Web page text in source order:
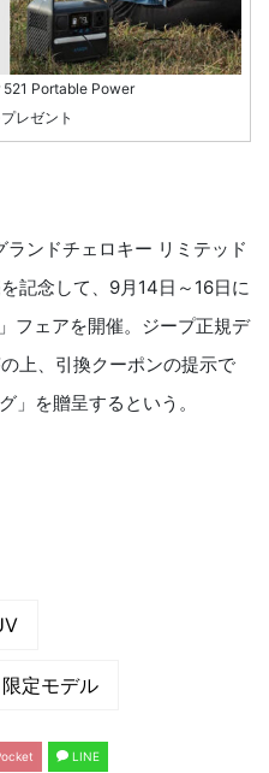
Portable Power
レゼント
ンドチェロキー リミテッド
記念して、9月14⽇～16⽇に
フェアを開催。ジープ正規デ
上、引換クーポンの提示で
」を贈呈するという。
限定モデル
LINE